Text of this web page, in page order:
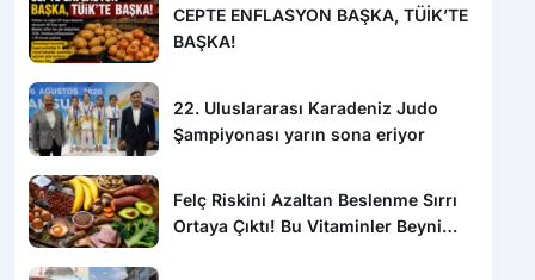
CEPTE ENFLASYON BAŞKA, TÜİK’TE
BAŞKA!
22. Uluslararası Karadeniz Judo
Şampiyonası yarın sona eriyor
Felç Riskini Azaltan Beslenme Sırrı
Ortaya Çıktı! Bu Vitaminler Beyni